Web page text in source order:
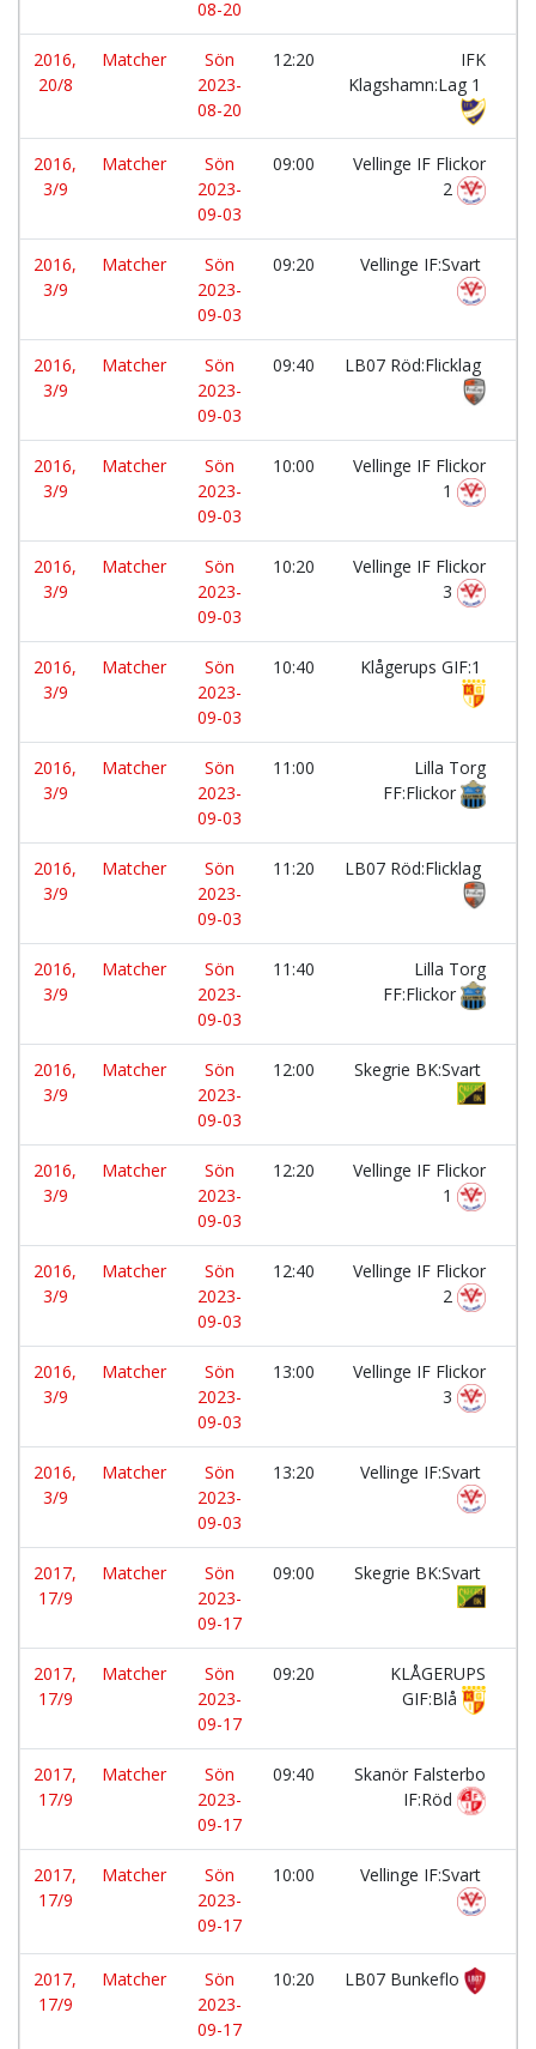
08-20
2016,
20/8
Matcher
Sön
2023-
08-20
12:20
IFK
Klagshamn:Lag 1
2016,
3/9
Matcher
Sön
2023-
09-03
09:00
Vellinge IF Flickor
2
2016,
3/9
Matcher
Sön
2023-
09-03
09:20 Vellinge IF:Svart
2016,
3/9
Matcher
Sön
2023-
09-03
09:40 LB07 Röd:Flicklag
2016,
3/9
Matcher
Sön
2023-
09-03
10:00
Vellinge IF Flickor
1
2016,
3/9
Matcher
Sön
2023-
09-03
10:20
Vellinge IF Flickor
3
2016,
3/9
Matcher
Sön
2023-
09-03
10:40 Klågerups GIF:1
2016,
3/9
Matcher
Sön
2023-
09-03
11:00
Lilla Torg
FF:Flickor
2016,
3/9
Matcher
Sön
2023-
09-03
11:20 LB07 Röd:Flicklag
2016,
3/9
Matcher
Sön
2023-
09-03
11:40
Lilla Torg
FF:Flickor
2016,
3/9
Matcher
Sön
2023-
09-03
12:00 Skegrie BK:Svart
2016,
3/9
Matcher
Sön
2023-
09-03
12:20
Vellinge IF Flickor
1
2016,
3/9
Matcher
Sön
2023-
09-03
12:40
Vellinge IF Flickor
2
2016,
3/9
Matcher
Sön
2023-
09-03
13:00
Vellinge IF Flickor
3
2016,
3/9
Matcher
Sön
2023-
09-03
13:20 Vellinge IF:Svart
2017,
17/9
Matcher
Sön
2023-
09-17
09:00 Skegrie BK:Svart
2017,
17/9
Matcher
Sön
2023-
09-17
09:20
KLÅGERUPS
GIF:Blå
2017,
17/9
Matcher
Sön
2023-
09-17
09:40
Skanör Falsterbo
IF:Röd
2017,
17/9
Matcher
Sön
2023-
09-17
10:00 Vellinge IF:Svart
2017,
17/9
Matcher
Sön
2023-
09-17
10:20 LB07 Bunkeflo